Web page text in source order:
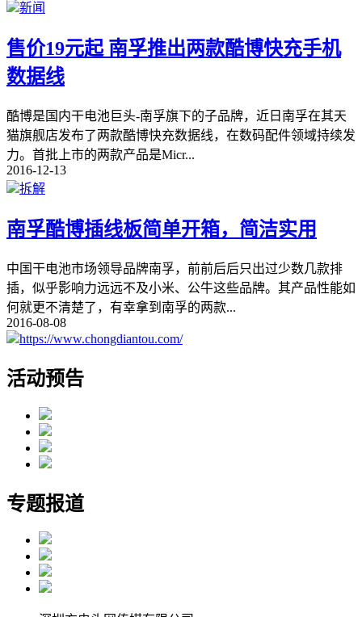
新闻
售价19元起 南孚推出两款酷博快充手机
数据线
酷博是国内干电池巨头-南孚旗下的子品牌，近日南孚在其天
猫旗舰店发布了两款酷博快充数据线，在数码配件领域持续发
力。首批上市的两款产品是Micr...
2016-12-13
拆解
南孚酷博插线板简单开箱，简洁实用
中国干电池市场领导品牌南孚，前前后后只出过少数几款排
插，似乎影响力远远不及小米、公牛这些品牌。其产品性能如
何就更不清楚了，有幸拿到南孚的两款...
2016-08-08
https://www.chongdiantou.com/
活动预告
专题报道